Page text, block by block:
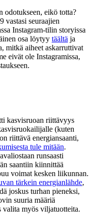
odotukseen, eikö totta?
vastasi seuraajien
Instagram-tilin storyissa
osa löytyy täältä ja
mitkä aiheet askarruttivat
eivät ole Instagramissa,
kasvisruoan riittävyys
(kuten
riittävä energiansaanti,
tule mitään.
runsaasti
saantiin kiinnittää
voimat kesken liikunnan.
tärkein energianlähde,
joskus turhan pieneksi,
suuria määriä
valita myös viljatuotteita.